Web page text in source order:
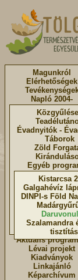
Magunkról
Elérhetőségek
Napló 2004-
Aktuális
Lévai projekt
Kiadványok
Linkajánló
Képarchívum
Évadnyitók -
Táborok
Zöld
Egyéb
Kistarcsa
Galgahévíz
DINPI-s Föld
Szalamandra
tisztítás